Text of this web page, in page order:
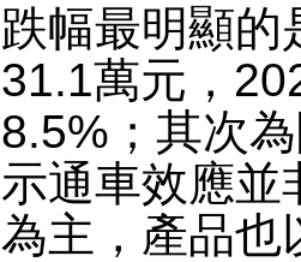
跌幅最明顯的
31.1萬元，
8.5%；其次
示通車效應並
為主，產品也